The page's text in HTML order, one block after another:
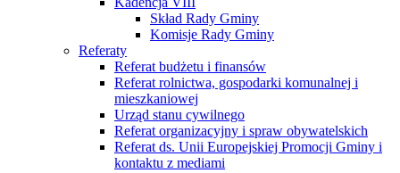
Skład Rady Gminy
Komisje Rady Gminy
Referaty
Referat budżetu i finansów
Referat rolnictwa, gospodarki komunalnej i
mieszkaniowej
Urząd stanu cywilnego
Referat organizacyjny i spraw obywatelskich
Referat ds. Unii Europejskiej Promocji Gminy i
kontaktu z mediami